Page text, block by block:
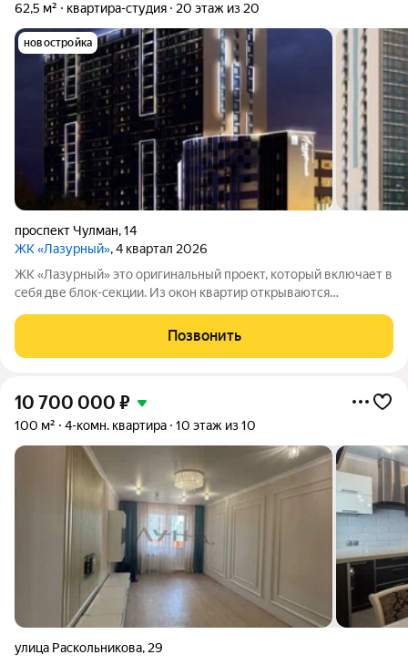
62,5 м² квартира-студия 20 этаж из 20
новостройка
проспект Чулман,14
ЖК «Лазурный», 4 квартал 2026
ЖК «Лазурный» это оригинальный проект, который включает в
себя две блок-секции. Из окон квартир открываются
этажа из квартир можно любоваться прекрасными видами на
реку. Вблизи находятся
Позвонить
10 700 000 ₽
100 м² 4-комн. квартира 10 этаж из 10
улица Раскольникова, 29